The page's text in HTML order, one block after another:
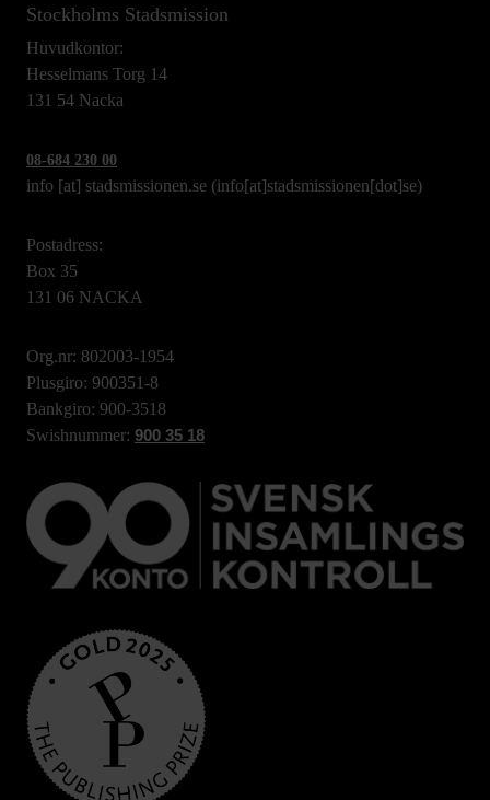
Stockholms Stadsmission
Huvudkontor:
Hesselmans Torg 14
131 54 Nacka
08-684 230 00
info [at] stadsmissionen.se (info[at]stadsmissionen[dot]se)
Postadress:
Box 35
131 06 NACKA
Org.nr: 802003-1954
Plusgiro: 900351-8
Bankgiro: 900-3518
Swishnummer: 900 35 18